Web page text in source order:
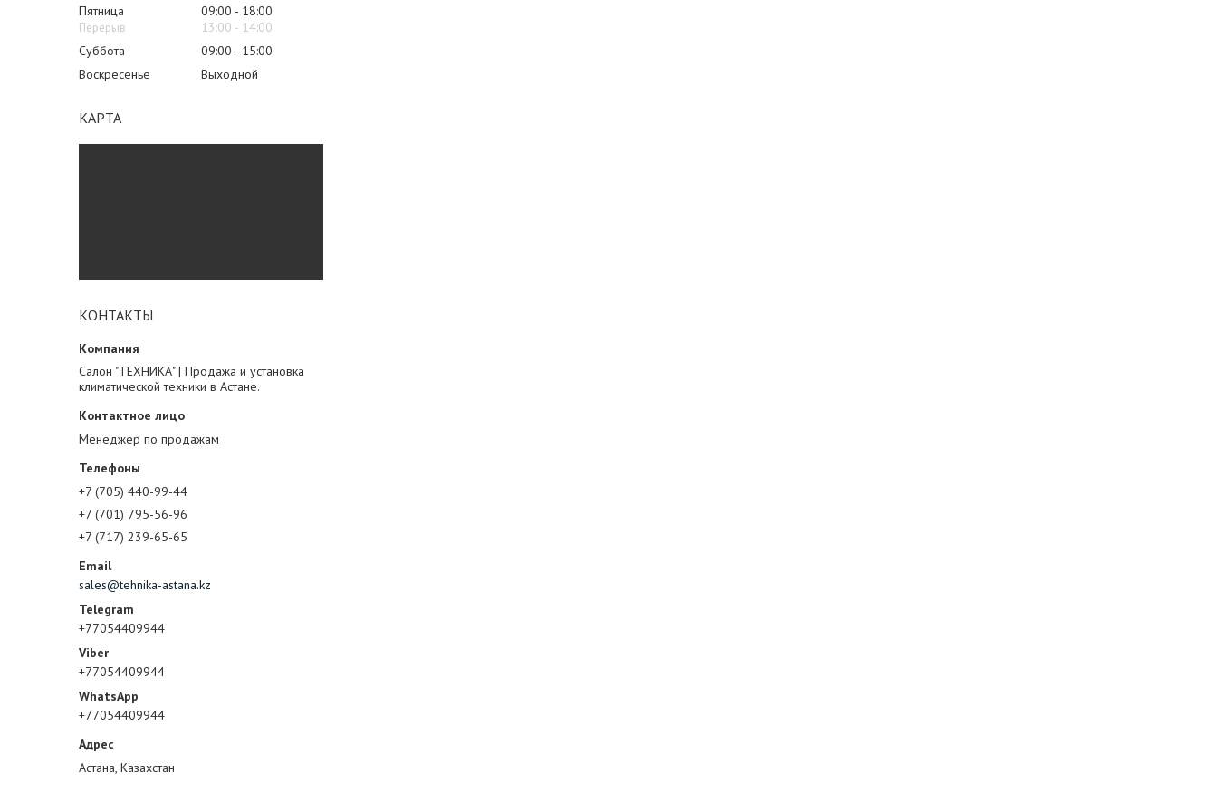
Пятница
09:00
18:00
13:00
14:00
Суббота
09:00
15:00
Воскресенье
Выходной
КАРТА
КОНТАКТЫ
Салон "ТЕХНИКА" | Продажа и установка
климатической техники в Астане.
Менеджер по продажам
+7 (705) 440-99-44
+7 (701) 795-56-96
+7 (717) 239-65-65
sales@tehnika-astana.kz
+77054409944
+77054409944
+77054409944
Астана, Казахстан